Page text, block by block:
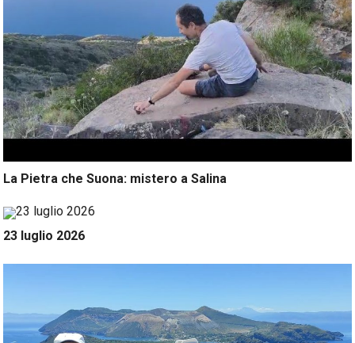
La Pietra che Suona: mistero a Salina
23 luglio 2026